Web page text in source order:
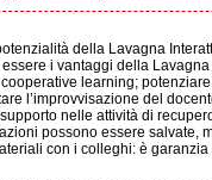
della Lavagna
i vantaggi della
learning;
l’improvvisazione del
nelle attività di
possono essere salvate,
con i colleghi: è